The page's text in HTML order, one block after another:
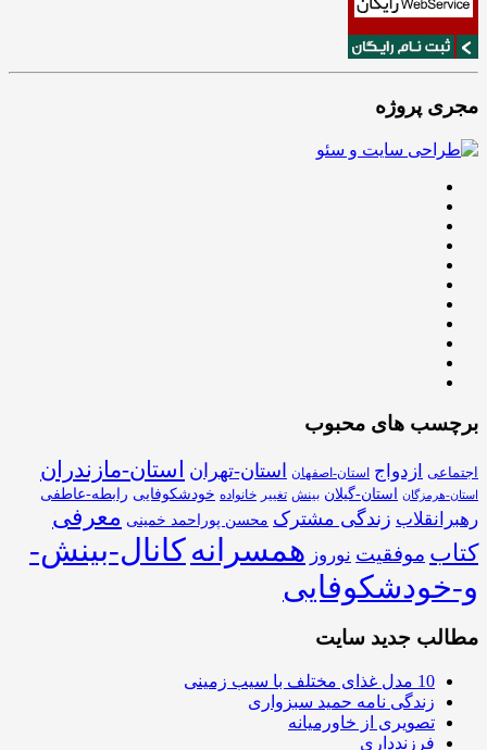
مجری پروژه
برچسب های محبوب
اجتماعی ازدواج استان-اصفهان استان-تهران استان-مازندران
استان-هرمزگان استان-گیلان بینش تغییر خانواده خودشکوفایی رابطه-عاطفی
رهبرانقلاب زندگی مشترک محسن پوراحمد خمینی معرفی
کتاب موفقیت نوروز همسرانهکانال-بینش-
و-خودشکوفایی
مطالب جدید سایت
10 مدل غذای مختلف با سیب زمینی
زندگی نامه حمید سبزواری
تصویری از خاورمیانه
فرزندداری